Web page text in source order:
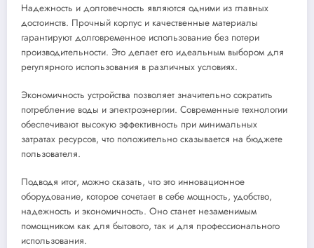
Надежность и долговечность являются одними из главных
достоинств. Прочный корпус и качественные материалы
гарантируют долговременное использование без потери
производительности. Это делает его идеальным выбором для
регулярного использования в различных условиях.
Экономичность устройства позволяет значительно сократить
потребление воды и электроэнергии. Современные технологии
обеспечивают высокую эффективность при минимальных
затратах ресурсов, что положительно сказывается на бюджете
пользователя.
Подводя итог, можно сказать, что это инновационное
оборудование, которое сочетает в себе мощность, удобство,
надежность и экономичность. Оно станет незаменимым
помощником как для бытового, так и для профессионального
использования.